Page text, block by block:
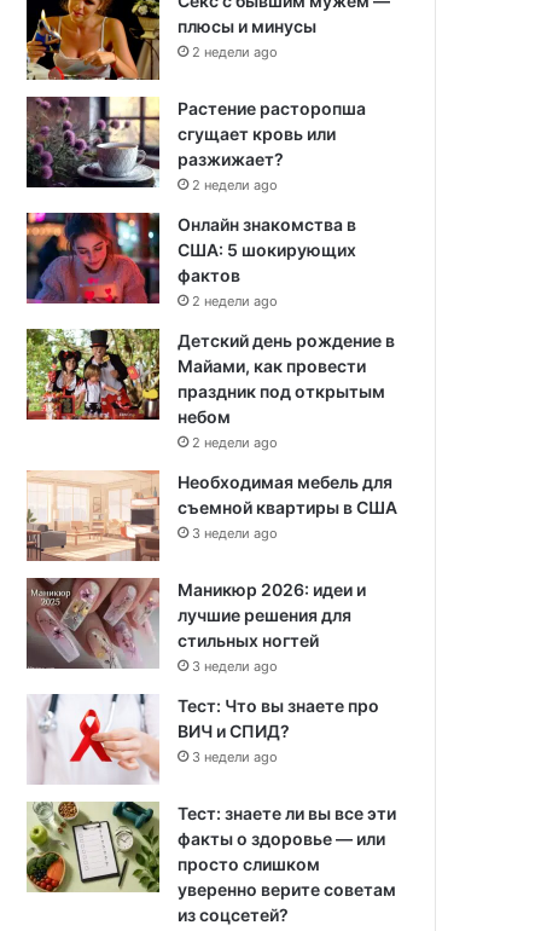
плюсы и минусы
2 недели ago
Растение расторопша
сгущает кровь или
разжижает?
2 недели ago
Онлайн знакомства в
США: 5 шокирующих
фактов
2 недели ago
Детский день рождение в
Майами, как провести
праздник под открытым
небом
2 недели ago
Необходимая мебель для
съемной квартиры в США
3 недели ago
Маникюр 2026: идеи и
лучшие решения для
стильных ногтей
3 недели ago
Тест: Что вы знаете про
ВИЧ и СПИД?
3 недели ago
Тест: знаете ли вы все эти
факты о здоровье — или
просто слишком
уверенно верите советам
из соцсетей?